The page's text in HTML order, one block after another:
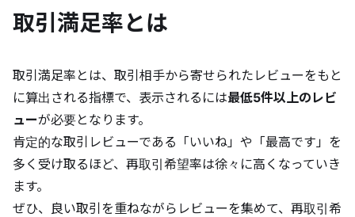
取引満足率とは
取引満足率とは、取引相手から寄せられたレビューをもと
に算出される指標で、表示されるには最低5件以上のレビ
ューが必要となります。
肯定的な取引レビューである「いいね」や「最高です」を
多く受け取るほど、再取引希望率は徐々に高くなっていき
ます。
ぜひ、良い取引を重ねながらレビューを集めて、再取引希